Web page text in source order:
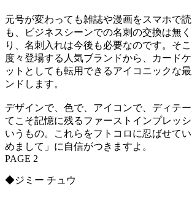
元号が変わっても雑誌や漫画をスマホで
も、ビジネスシーンでの名刺の交換は無
り、名刺入れは今後も必要なのです。そ
度々登場する人気ブランドから、カード
ットとしても転用できるアイコニックな
ンドします。
デザインで、色で、アイコンで、ディテ
てこそ記憶に残るファーストインプレッ
いうもの。これらをフトコロに忍ばせて
めまして」に自信がつきますよ。
PAGE 2
◆ジミー チュウ